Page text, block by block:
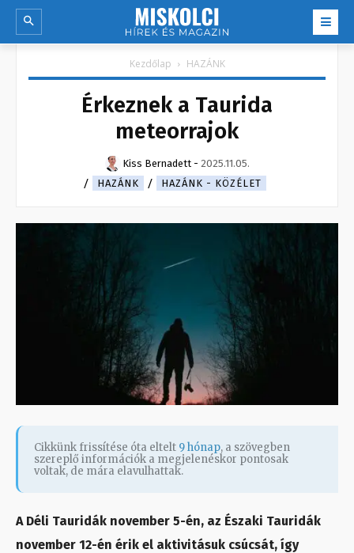
Kezdőlap HAZÁNK
Érkeznek a Taurida
meteorrajok
Kiss Bernadett - 2025.11.05.
HAZÁNK
HAZÁNK - KÖZÉLET
Cikkünk frissítése óta eltelt 9 hónap, a szövegben
szereplő információk a megjelenéskor pontosak
voltak, de mára elavulhattak.
A Déli Tauridák november 5-én, az Északi Tauridák
november 12-én érik el aktivitásuk csúcsát, így